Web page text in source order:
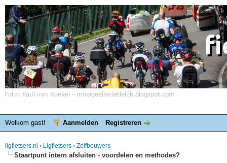
Welkom gast! Aanmelden Registreren
ligfietsers.nl › Ligfietsers › Zelfbouwers
Staartpunt intern afsluiten - voordelen en methodes?